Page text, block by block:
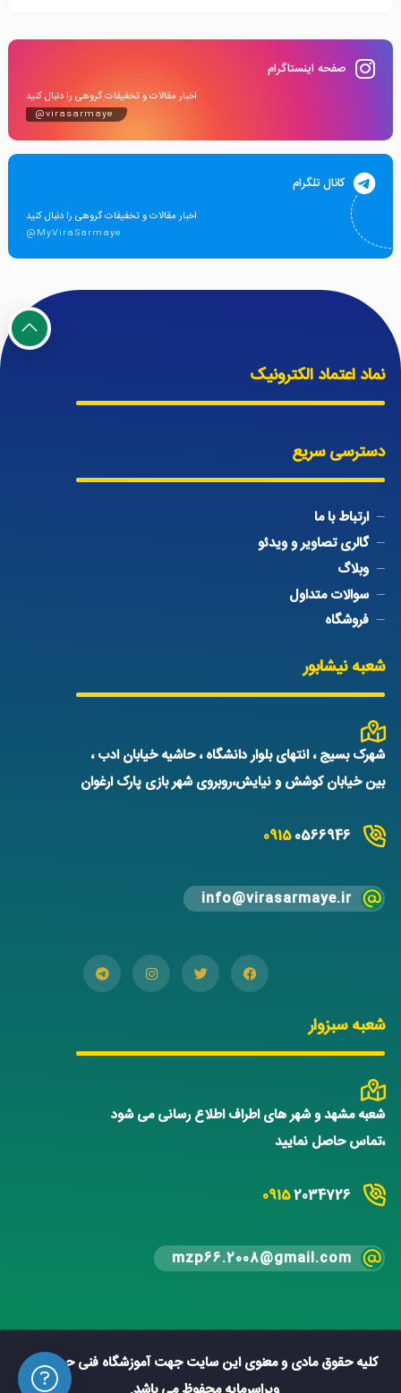
صفحه اینستاگرام
اخبار مقالات و تخفیفات گروهی را دنبال کنید
@virasarmaye
کانال تلگرام
اخبار مقالات و تخفیفات گروهی را دنبال کنید
@MyViraSarmaye
نماد اعتماد الکترونیک
دسترسی سریع
ارتباط با ما
گالری تصاویر و ویدئو
وبلاگ
سوالات متداول
فروشگاه
شعبه نیشابور
شهرک بسیج ، انتهای بلوار دانشگاه ، حاشیه خیابان ادب ،
بین خیابان کوشش و نیایش،روبروی شهر بازی پارک ارغوان
09150566946
info@virasarmaye.ir
شعبه سبزوار
شعبه مشهد و شهر های اطراف اطلاع رسانی می شود
،تماس حاصل نمایید
09152034726
mzp66.2008@gmail.com
کلیه حقوق مادی و معنوی این سایت جهت آموزشگاه فنی حرفه ای